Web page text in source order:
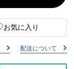
お気に入り
配送について